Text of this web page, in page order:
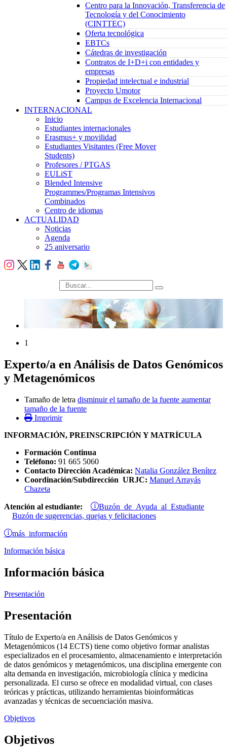
Centro para la Innovación, Transferencia de
Tecnología y del Conocimiento
(CINTTEC)
Oferta tecnológica
EBTCs
Cátedras de investigación
Contratos de I+D+i con entidades y
empresas
Propiedad intelectual e industrial
Proyecto Umotor
Campus de Excelencia Internacional
INTERNACIONAL
Inicio
Estudiantes internacionales
Erasmus+ y movilidad
Estudiantes Visitantes (Free Mover
Students)
Profesores / PTGAS
EULiST
Blended Intensive
Programmes/Programas Intensivos
Combinados
Centro de idiomas
ACTUALIDAD
Noticias
Agenda
25 aniversario
búsqueda
1
Experto/a en Análisis de Datos Genómicos
y Metagenómicos
Tamaño de letra disminuir el tamaño de la fuente aumentar
tamaño de la fuente
Imprimir
INFORMACIÓN, PREINSCRIPCIÓN Y MATRÍCULA
Formación Continua
Teléfono: 91 665 5060
Contacto Dirección Académica: Natalia González Benítez
Coordinación/Subdirección URJC: Manuel Arrayás
Chazeta
Atención al estudiante: Buzón de Ayuda al Estudiante
Buzón de sugerencias, quejas y felicitaciones
más información
Información básica
Información básica
Presentación
Presentación
Título de Experto/a en Análisis de Datos Genómicos y
Metagenómicos (14 ECTS) tiene como objetivo formar analistas
especializados en el procesamiento, almacenamiento e interpretación
de datos genómicos y metagenómicos, una disciplina emergente con
alta demanda en investigación, microbiología clínica y medicina
personalizada. El curso se ofrece en modalidad virtual, con clases
teóricas y prácticas, utilizando herramientas bioinformáticas
avanzadas y técnicas de secuenciación masiva.
Objetivos
Objetivos